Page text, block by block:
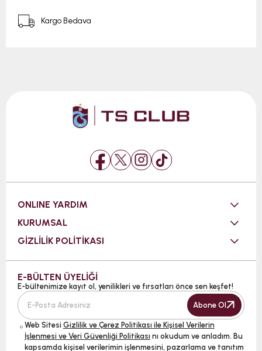
Kargo Bedava
ONLINE YARDIM
KURUMSAL
GİZLİLİK POLİTİKASI
E-BÜLTEN ÜYELİĞİ
E-bültenimize kayıt ol, yenilikleri ve fırsatları önce sen keşfet!
Abone Ol
Web Sitesi Gizlilik ve Çerez Politikası ile Kişisel Verilerin
İşlenmesi ve Veri Güvenliği Politikası nı okudum ve anladım. Bu
kapsamda kişisel verilerimin işlenmesini, pazarlama ve tanıtım